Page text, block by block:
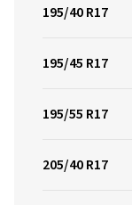
195/40 R17
195/45 R17
195/55 R17
205/40 R17